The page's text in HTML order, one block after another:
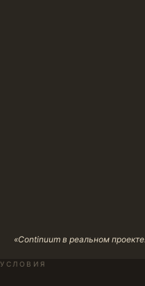
«Continuum в реальном
УСЛОВИЯ